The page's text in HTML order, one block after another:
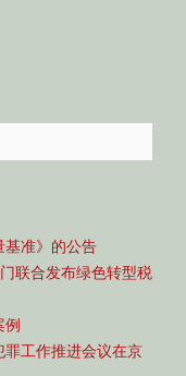
基准》的公告
联合发布绿色转型税
工作推进会议在京